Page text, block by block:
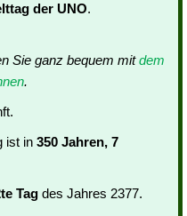
der UNO.
Sie ganz bequem mitdem
.
ist in 350 Jahren, 7
Tag des Jahres 2377.